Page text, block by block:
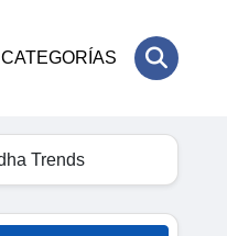
CATEGORÍAS